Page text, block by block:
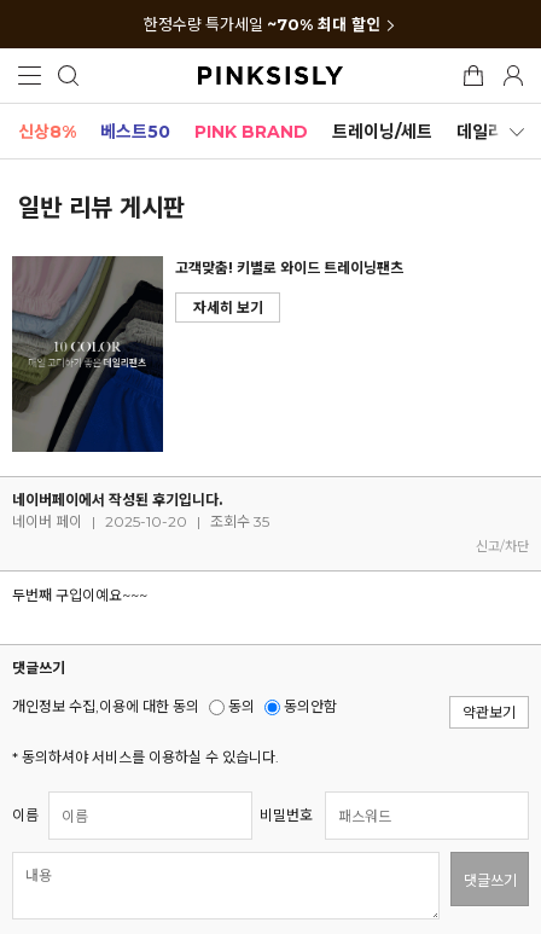
한정수량 특가세일 ~70% 최대 할인
신상8% 베스트50 PINK BRAND 트레이닝/세트 데일리세트
일반 리뷰 게시판
고객맞춤! 키별로 와이드 트레이닝팬츠
자세히 보기
네이버페이에서 작성된 후기입니다.
네이버 페이
| 2025-10-20 | 조회수 35
신고/차단
두번째 구입이예요~~~
댓글쓰기
개인정보 수집,이용에 대한 동의 동의 동의안함 약관보기
* 동의하셔야 서비스를 이용하실 수 있습니다.
이름 비밀번호
댓글쓰기